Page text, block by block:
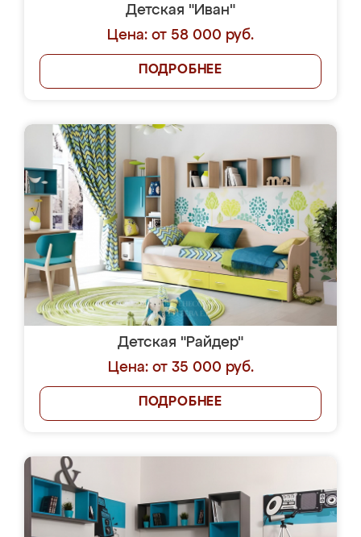
Детская "Иван"
Цена: от 58 000 руб.
ПОДРОБНЕЕ
Детская "Райдер"
Цена: от 35 000 руб.
ПОДРОБНЕЕ